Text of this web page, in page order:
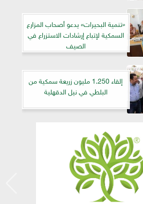
«تنمية البحيرات» يدعو أصحاب المزارع
السمكية لإتباع إرشادات الاستزراع في
الصيف
إلقاء 1.250 مليون زريعة سمكية من
البلطي في نيل الدقهلية